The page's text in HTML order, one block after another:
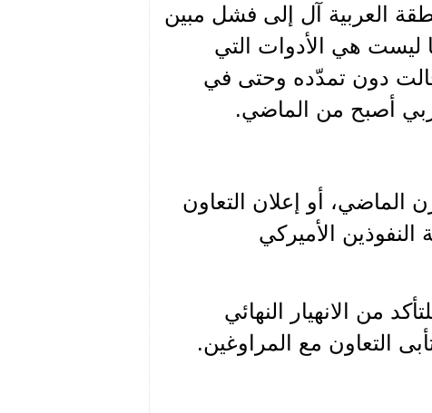
العربية آل إلى فشل مبين
ليست هي الأدوات التي
دون تمدّده وحتى في
أصبح من الماضي.
الماضي، أو إعلان التعاون
الأميركي
من الانهيار النهائي
التعاون مع المراوغين.